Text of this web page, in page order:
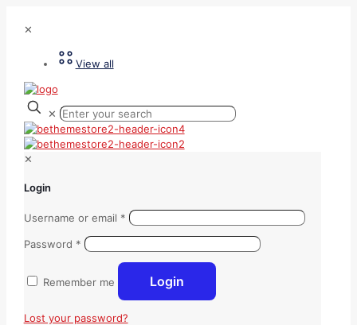
✕
View all
✕
✕
Login
Username or email *
Password *
Remember me Login
Lost your password?